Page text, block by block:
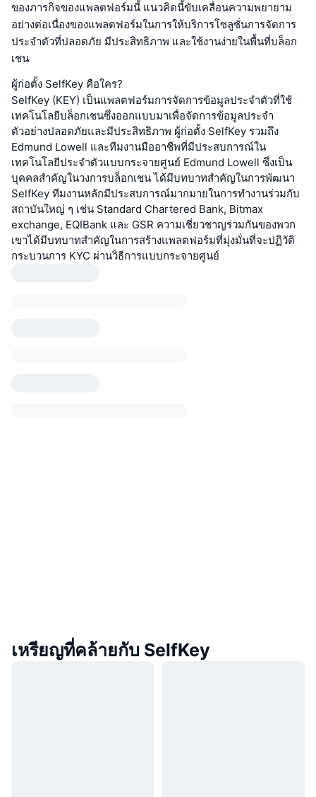
ของภารกิจของแพลตฟอร์มนี้ แนวคิดนี้ขับเคลื่อนความพยายาม
อย่างต่อเนื่องของแพลตฟอร์มในการให้บริการโซลูชั่นการจัดการ
ประจำตัวที่ปลอดภัย มีประสิทธิภาพ และใช้งานง่ายในพื้นที่บล็อก
เชน
ผู้ก่อตั้ง SelfKey คือใคร?
SelfKey (KEY) เป็นแพลตฟอร์มการจัดการข้อมูลประจำตัวที่ใช้
เทคโนโลยีบล็อกเชนซึ่งออกแบบมาเพื่อจัดการข้อมูลประจำ
ตัวอย่างปลอดภัยและมีประสิทธิภาพ ผู้ก่อตั้ง SelfKey รวมถึง
Edmund Lowell และทีมงานมืออาชีพที่มีประสบการณ์ใน
เทคโนโลยีประจำตัวแบบกระจายศูนย์ Edmund Lowell ซึ่งเป็น
บุคคลสำคัญในวงการบล็อกเชน ได้มีบทบาทสำคัญในการพัฒนา
SelfKey ทีมงานหลักมีประสบการณ์มากมายในการทำงานร่วมกับ
สถาบันใหญ่ ๆ เช่น Standard Chartered Bank, Bitmax
exchange, EQIBank และ GSR ความเชี่ยวชาญร่วมกันของพวก
เขาได้มีบทบาทสำคัญในการสร้างแพลตฟอร์มที่มุ่งมั่นที่จะปฏิวัติ
กระบวนการ KYC ผ่านวิธีการแบบกระจายศูนย์
เหรียญที่คล้ายกับ SelfKey